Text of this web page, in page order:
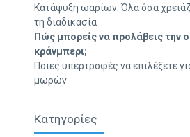
Κατάψυξη ωαρίων: Όλα όσα
τη διαδικασία
Πώς μπορείς να προλάβεις την
κράνμπερι;
Ποιες υπερτροφές να επιλέξετε
μωρών
Κατηγορίες